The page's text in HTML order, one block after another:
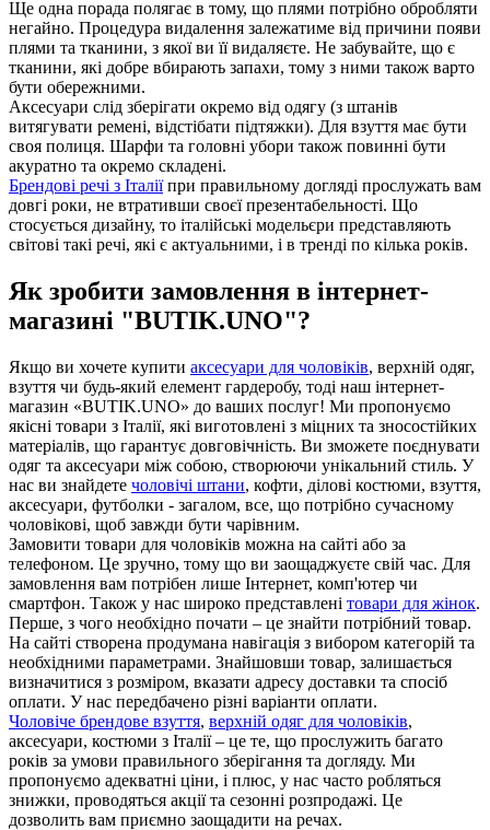
Ще одна порада полягає в тому, що плями потрібно обробляти
негайно. Процедура видалення залежатиме від причини появи
плями та тканини, з якої ви її видаляєте. Не забувайте, що є
тканини, які добре вбирають запахи, тому з ними також варто
бути обережними.
Аксесуари слід зберігати окремо від одягу (з штанів
витягувати ремені, відстібати підтяжки). Для взуття має бути
своя полиця. Шарфи та головні убори також повинні бути
акуратно та окремо складені.
Брендові речі з Італіїпри правильному догляді прослужать вам
довгі роки, не втративши своєї презентабельності. Що
стосується дизайну, то італійські модельєри представляють
світові такі речі, які є актуальними, і в тренді по кілька років.
Як зробити замовлення в інтернет-
магазині "BUTIK.UNO"?
Якщо ви хочете купити аксесуари для чоловіків, верхній одяг,
взуття чи будь-який елемент гардеробу, тоді наш інтернет-
магазин «BUTIK.UNO» до ваших послуг! Ми пропонуємо
якісні товари з Італії, які виготовлені з міцних та зносостійких
матеріалів, що гарантує довговічність. Ви зможете поєднувати
одяг та аксесуари між собою, створюючи унікальний стиль. У
нас ви знайдете чоловічі штани, кофти, ділові костюми, взуття,
аксесуари, футболки - загалом, все, що потрібно сучасному
чоловікові, щоб завжди бути чарівним.
Замовити товари для чоловіків можна на сайті або за
телефоном. Це зручно, тому що ви заощаджуєте свій час. Для
замовлення вам потрібен лише Інтернет, комп'ютер чи
смартфон. Також у нас широко представлені товари для жінок.
Перше, з чого необхідно почати – це знайти потрібний товар.
На сайті створена продумана навігація з вибором категорій та
необхідними параметрами. Знайшовши товар, залишається
визначитися з розміром, вказати адресу доставки та спосіб
оплати. У нас передбачено різні варіанти оплати.
Чоловіче брендове взуття, верхній одяг для чоловіків,
аксесуари, костюми з Італії – це те, що прослужить багато
років за умови правильного зберігання та догляду. Ми
пропонуємо адекватні ціни, і плюс, у нас часто робляться
знижки, проводяться акції та сезонні розпродажі. Це
дозволить вам приємно заощадити на речах.